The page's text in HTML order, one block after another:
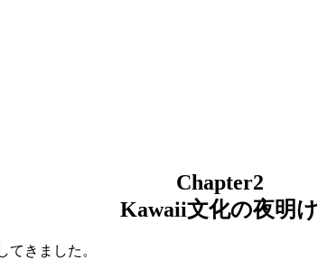
Chapter2
Kawaii文化の夜明け
きました。